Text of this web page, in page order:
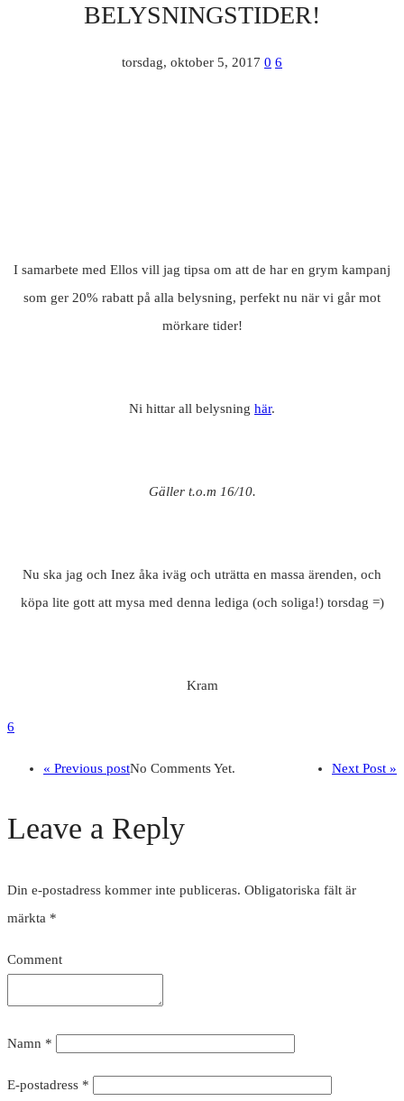
BELYSNINGSTIDER!
torsdag, oktober 5, 2017 0 6
I samarbete med Ellos vill jag tipsa om att de har en grym kampanj
som ger 20% rabatt på alla belysning, perfekt nu när vi går mot
mörkare tider!
Ni hittar all belysning här.
Gäller t.o.m 16/10.
Nu ska jag och Inez åka iväg och uträtta en massa ärenden, och
köpa lite gott att mysa med denna lediga (och soliga!) torsdag =)
Kram
6
« Previous post Next Post »
No Comments Yet.
Leave a Reply
Din e-postadress kommer inte publiceras. Obligatoriska fält är
märkta *
Comment
Namn *
E-postadress *